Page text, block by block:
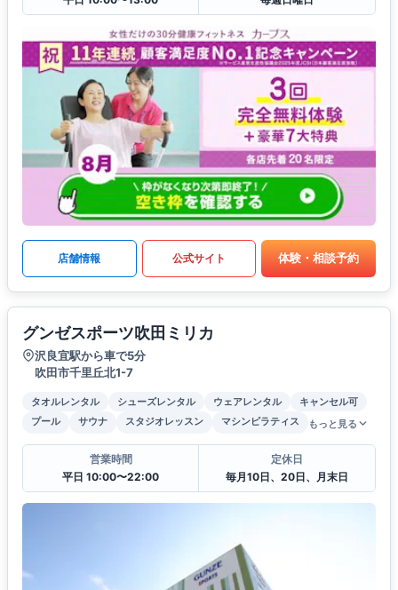
店舗情報 公式サイト 体験・相談予約
グンゼスポーツ吹田ミリカ
沢良宜駅から車で5分
吹田市千里丘北1-7
タオルレンタル シューズレンタル ウェアレンタル
キャンセル可
プール
サウナ スタジオレッスン マシンピラティス もっと見る
営業時間
平日 10:00〜22:00
定休日
毎月10日、20日、月末日